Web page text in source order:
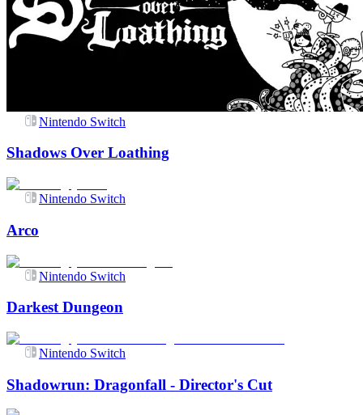
Nintendo Switch
Shadows Over Loathing
Nintendo Switch
Arco
Nintendo Switch
Darkest Dungeon
Nintendo Switch
Shadowrun: Dragonfall - Director's Cut